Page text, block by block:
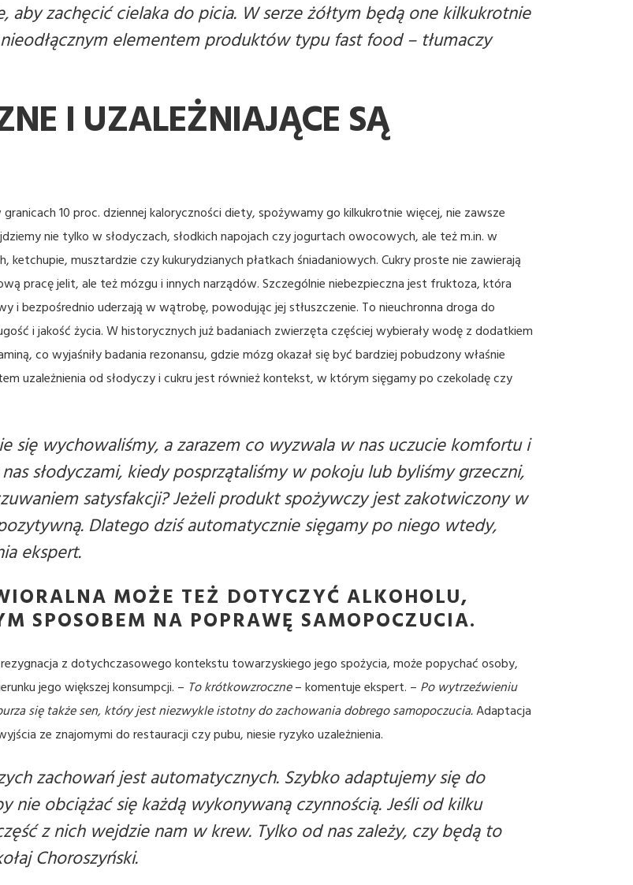
zachęcić cielaka do picia. W serze żółtym będą one kilkukrotnie
elementem produktów typu fast food– tłumaczy
I UZALEŻNIAJĄCE SĄ
10 proc. dziennej kaloryczności diety, spożywamy go kilkukrotnie więcej, nie zawsze
nie tylko w słodyczach, słodkich napojach czy jogurtach owocowych, ale też m.in. w
musztardzie czy kukurydzianych płatkach śniadaniowych. Cukry proste nie zawierają
pracę jelit, ale też mózgu i innych narządów. Szczególnie niebezpieczna jest fruktoza, która
i bezpośrednio uderzają w wątrobę, powodując jej stłuszczenie. To nieuchronna droga do
i jakość życia. W historycznych już badaniach zwierzęta częściej wybierały wodę z dodatkiem
co wyjaśniły badania rezonansu, gdzie mózg okazał się być bardziej pobudzony właśnie
uzależnienia od słodyczy i cukru jest również kontekst, w którym sięgamy po czekoladę czy
się wychowaliśmy, a zarazem co wyzwala w nas uczucie komfortu i
słodyczami, kiedy posprzątaliśmy w pokoju lub byliśmy grzeczni,
satysfakcji? Jeżeli produkt spożywczy jest zakotwiczony w
Dlatego dziś automatycznie sięgamy po niego wtedy,
ekspert.
MOŻE TEŻ DOTYCZYĆ ALKOHOLU,
SPOSOBEM NA POPRAWĘ SAMOPOCZUCIA.
z dotychczasowego kontekstu towarzyskiego jego spożycia, może popychać osoby,
jego większej konsumpcji. – To krótkowzroczne– komentuje ekspert. – Po wytrzeźwieniu
się także sen, który jest niezwykle istotny do zachowania dobrego samopoczucia.Adaptacja
ze znajomymi do restauracji czy pubu, niesie ryzyko uzależnienia.
zachowań jest automatycznych. Szybko adaptujemy się do
obciążać się każdą wykonywaną czynnością. Jeśli od kilku
z nich wejdzie nam w krew. Tylko od nas zależy, czy będą to
Choroszyński.